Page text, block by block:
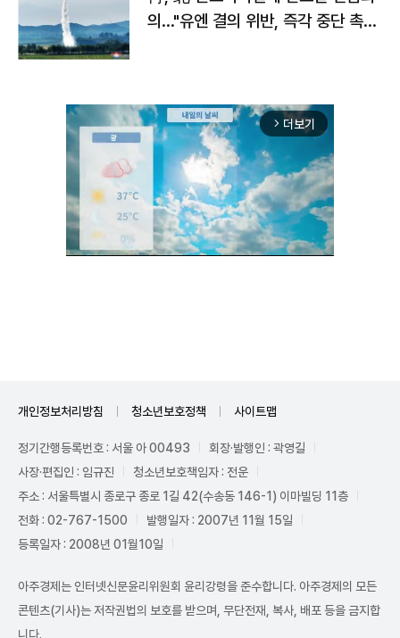
의…"유엔 결의 위반, 즉각 중단 촉
arrow_forward_ios 더보기
개인정보처리방침 청소년보호정책 사이트맵
정기간행등록번호 : 서울 아 00493
회장·발행인 : 곽영길
사장·편집인 : 임규진
청소년보호책임자 : 전운
주소 : 서울특별시 종로구 종로 1길 42(수송동 146-1) 이마빌딩 11층
전화 : 02-767-1500
발행일자 : 2007년 11월 15일
등록일자 : 2008년 01월10일
아주경제는 인터넷신문윤리위원회 윤리강령을 준수합니다. 아주경제의 모든
콘텐츠(기사)는 저작권법의 보호를 받으며, 무단전재, 복사, 배포 등을 금지합
니다.